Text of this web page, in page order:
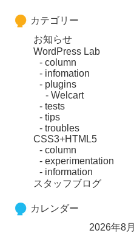
カテゴリー
お知らせ
WordPress Lab
column
infomation
plugins
Welcart
tests
tips
troubles
CSS3+HTML5
column
experimentation
information
スタッフブログ
カレンダー
2026年8月